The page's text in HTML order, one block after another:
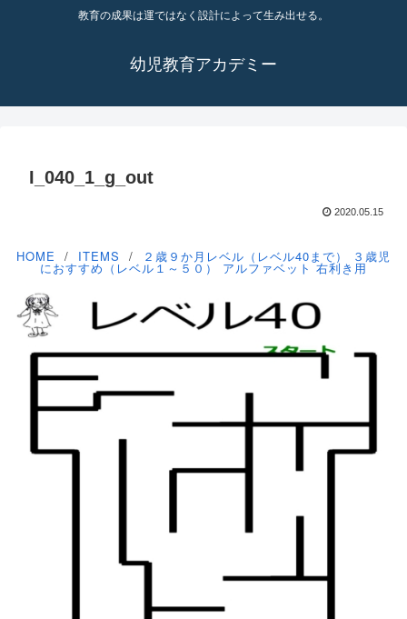
教育の成果は運ではなく設計によって生み出せる。
幼児教育アカデミー
I_040_1_g_out
2020.05.15
HOME ITEMS ２歳９か月レベル（レベル40まで） ３歳児
におすすめ（レベル１～５０） アルファベット 右利き用